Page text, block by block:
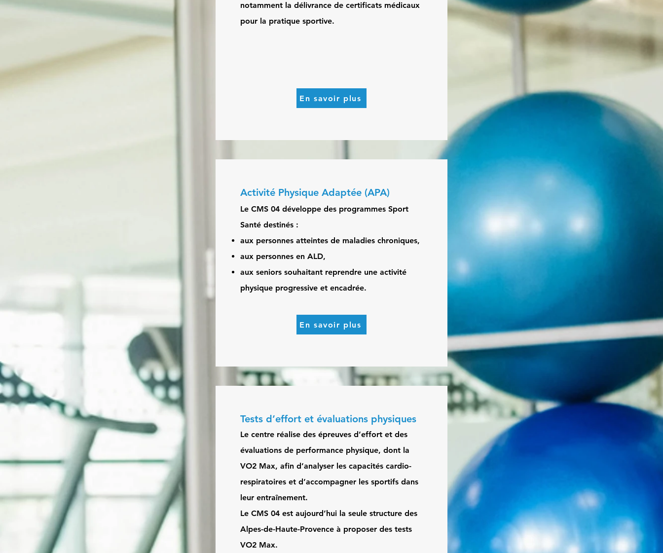
notamment la délivrance de certificats médicaux
pour la pratique sportive.
En savoir plus
Activité Physique Adaptée (APA)
Le CMS 04 développe des programmes Sport
Santé destinés :
aux personnes atteintes de maladies chroniques,
aux personnes en ALD,
aux seniors souhaitant reprendre une activité
physique progressive et encadrée.
En savoir plus
Tests d’effort et évaluations physiques
Le centre réalise des épreuves d’effort et des
évaluations de performance physique, dont la
VO2 Max, afin d’analyser les capacités cardio-
respiratoires et d’accompagner les sportifs dans
leur entraînement.
Le CMS 04 est aujourd’hui la seule structure des
Alpes-de-Haute-Provence à proposer des tests
VO2 Max.